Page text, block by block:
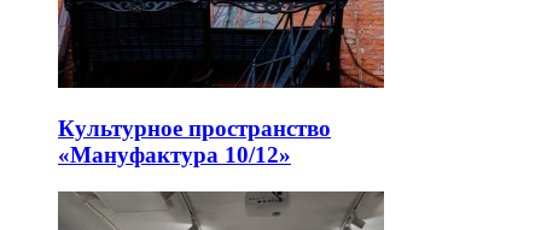
Культурное пространство
«Мануфактура 10/12»